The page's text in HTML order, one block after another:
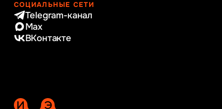
СОЦИАЛЬНЫЕ СЕТИ
Telegram-канал
Max
ВКонтакте